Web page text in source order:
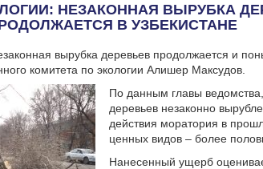
НЕЗАКОННАЯ ВЫРУБКА
В УЗБЕКИСТАНЕ
вырубка деревьев продолжается и
комитета по экологии Алишер Максудов.
По данным главы
деревьев незаконно
действия моратория в
ценных видов – более
Нанесенный ущерб